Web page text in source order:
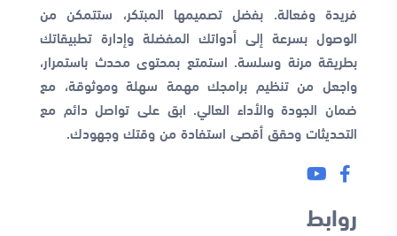
فريدة وفعالة. بفضل تصميمها المبتكر، ستتمكن من
الوصول بسرعة إلى أدواتك المفضلة وإدارة تطبيقاتك
بطريقة مرنة وسلسة. استمتع بمحتوى محدث باستمرار،
واجعل من تنظيم برامجك مهمة سهلة وموثوقة، مع
ضمان الجودة والأداء العالي. ابق على تواصل دائم مع
التحديثات وحقق أقصى استفادة من وقتك وجهودك.
روابط